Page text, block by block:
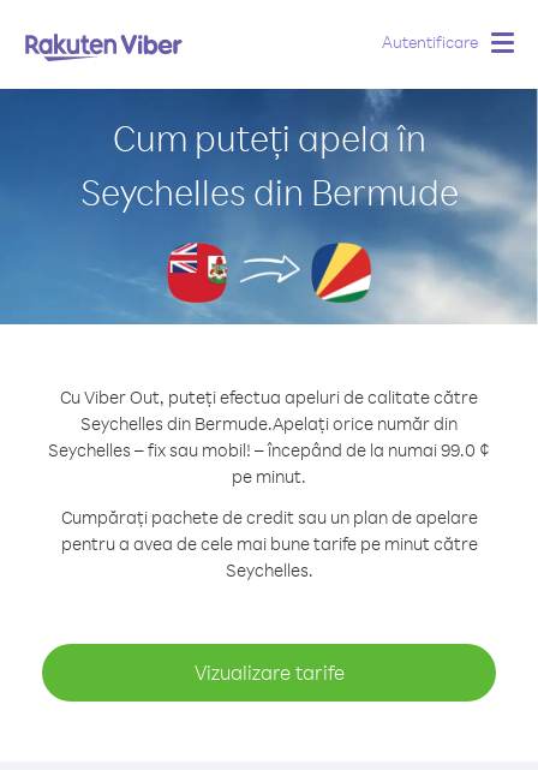
Autentificare
Cum puteți apela în
Seychelles din Bermude
Cu Viber Out, puteți efectua apeluri de calitate către
Seychelles din Bermude.Apelați orice număr din
Seychelles – fix sau mobil! – începând de la numai 99.0 ¢
pe minut.
Cumpărați pachete de credit sau un plan de apelare
pentru a avea de cele mai bune tarife pe minut către
Seychelles.
Vizualizare tarife